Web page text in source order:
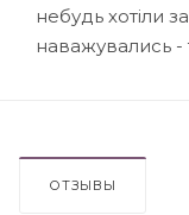
небудь хотіли
наважувались -
ОТЗЫВЫ